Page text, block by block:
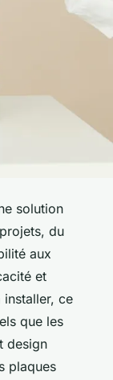
solution
du
aux
et
installer, ce
que les
design
plaques